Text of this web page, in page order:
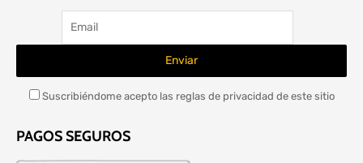
Suscribiéndome acepto las reglas de privacidad de este sitio
PAGOS SEGUROS